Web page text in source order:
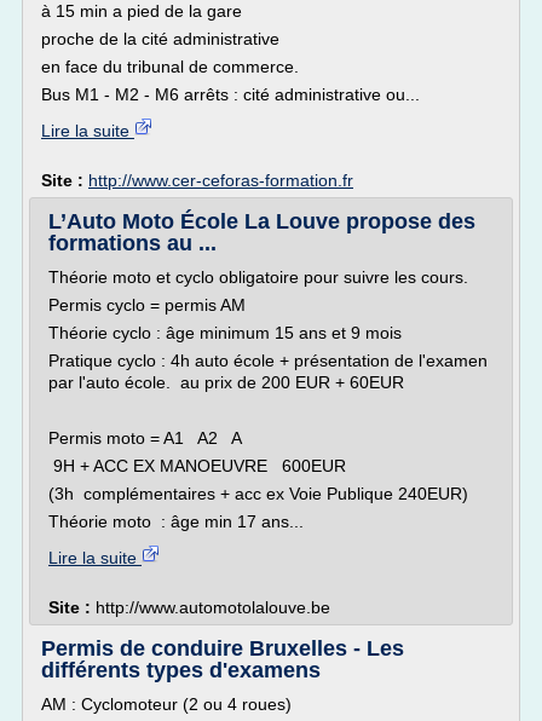
à 15 min a pied de la gare
proche de la cité administrative
en face du tribunal de commerce.
Bus M1 - M2 - M6 arrêts : cité administrative ou...
Lire la suite
Site : http://www.cer-ceforas-formation.fr
L’Auto Moto École La Louve propose des
formations au ...
Théorie moto et cyclo obligatoire pour suivre les cours.
Permis cyclo = permis AM
Théorie cyclo : âge minimum 15 ans et 9 mois
Pratique cyclo : 4h auto école + présentation de l'examen
par l'auto école. au prix de 200 EUR + 60EUR
Permis moto = A1 A2 A
9H + ACC EX MANOEUVRE 600EUR
(3h complémentaires + acc ex Voie Publique 240EUR)
Théorie moto : âge min 17 ans...
Lire la suite
Site : http://www.automotolalouve.be
Permis de conduire Bruxelles - Les
différents types d'examens
AM : Cyclomoteur (2 ou 4 roues)